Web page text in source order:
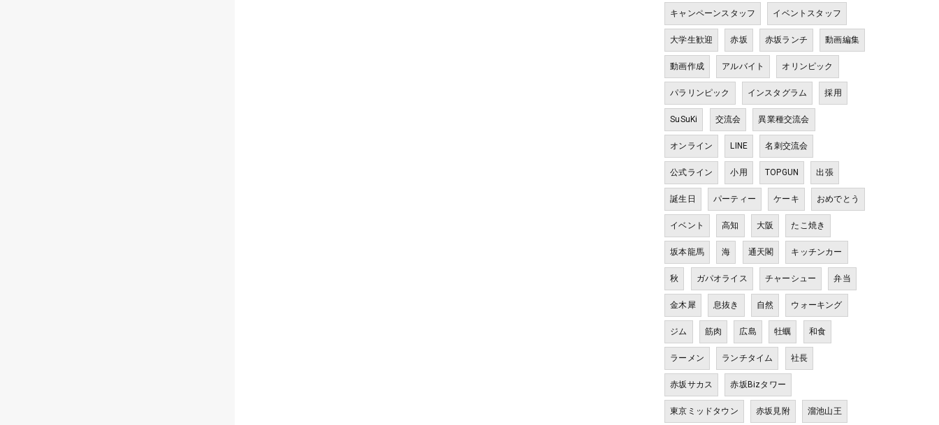
キャンペーンスタッフ イベントスタッフ
大学生歓迎 赤坂 赤坂ランチ 動画編集
動画作成 アルバイト オリンピック
パラリンピック インスタグラム 採用
SuSuKi 交流会 異業種交流会
オンライン LINE 名刺交流会
公式ライン 小用 TOPGUN 出張
誕生日 パーティー ケーキ おめでとう
イベント 高知 大阪 たこ焼き
坂本龍馬 海 通天閣 キッチンカー
秋 ガパオライス チャーシュー 弁当
金木犀 息抜き 自然 ウォーキング
ジム 筋肉 広島 牡蠣 和食
ラーメン ランチタイム 社長
赤坂サカス 赤坂Bizタワー
東京ミッドタウン 赤坂見附 溜池山王